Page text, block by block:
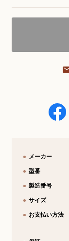
メーカー
型番
製造番号
サイズ
お支払い方法